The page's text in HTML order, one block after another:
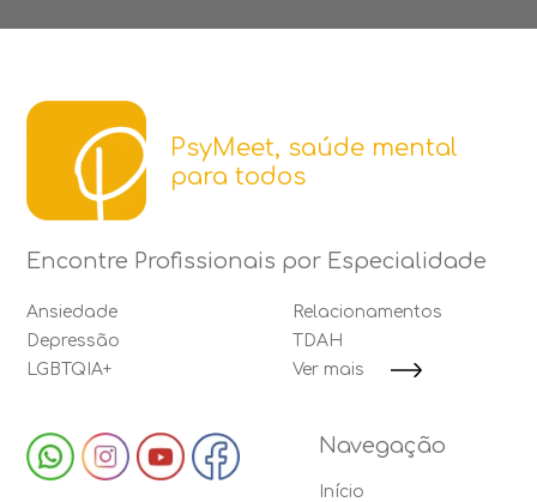
PsyMeet, saúde mental
para todos
Encontre Profissionais por Especialidade
Ansiedade
Depressão
LGBTQIA+
Relacionamentos
TDAH
Ver mais
Navegação
Início